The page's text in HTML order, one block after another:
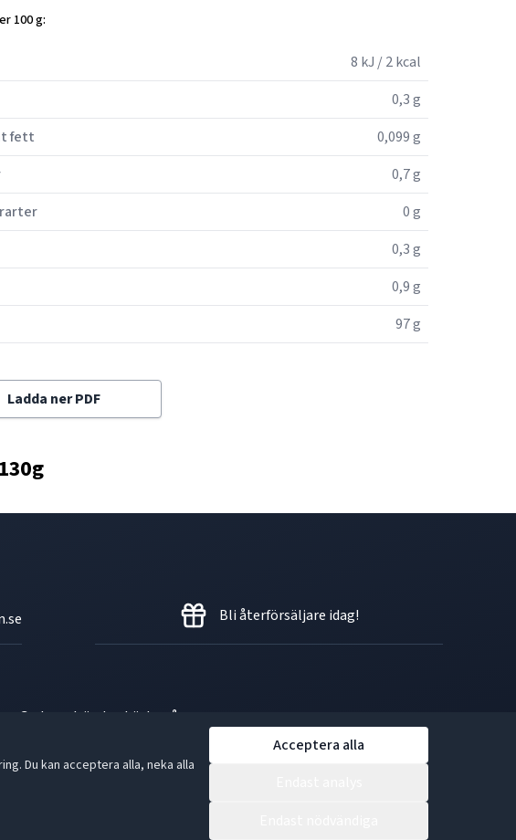
Du kan acceptera alla, neka alla
Acceptera alla
100 g:
8 kJ / 2 kcal
0,3 g
fett
0,099 g
0,7 g
0 g
0,3 g
0,9 g
97 g
Ladda ner PDF
Bli återförsäljare idag!
- God smak är den bästa gåvan.